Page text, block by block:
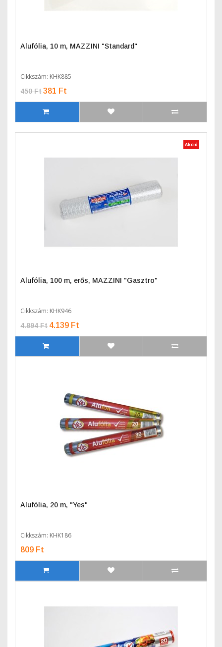
Alufólia, 10 m, MAZZINI "Standard"
Cikkszám: KHK885
450 Ft381 Ft
Akció
Alufólia, 100 m, erős, MAZZINI "Gasztro"
Cikkszám: KHK946
4.894 Ft 4.139 Ft
Alufólia, 20 m, "Yes"
Cikkszám: KHK186
809 Ft